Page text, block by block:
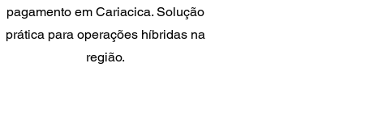
pagamento em Cariacica. Solução
prática para operações híbridas na
região.